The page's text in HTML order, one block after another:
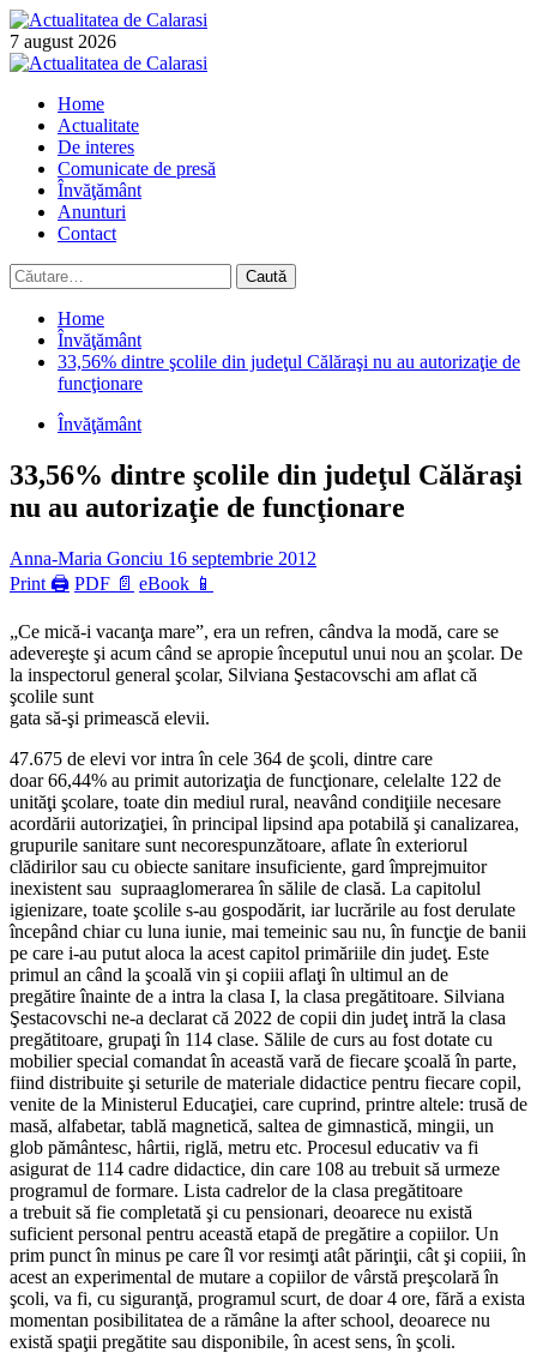
Skip
to
content
7 august 2026
Primary
Home
Actualitate
De interes
Comunicate de presă
Învăţământ
Anunturi
Contact
Caută
după:
Home
Învăţământ
33,56% dintre şcolile din judeţul Călăraşi nu au autorizaţie de
funcţionare
Învăţământ
33,56% dintre şcolile din judeţul Călăraşi
nu au autorizaţie de funcţionare
Anna-Maria Gonciu 16 septembrie 2012
Print 🖨 PDF 📄 eBook 📱
„Ce mică-i vacanţa mare”, era un refren, cândva la modă, care se
adevereşte şi acum când se apropie începutul unui nou an şcolar. De
la inspectorul general şcolar, Silviana Şestacovschi am aflat că
şcolile sunt
gata să-şi primească elevii.
47.675 de elevi vor intra în cele 364 de şcoli, dintre care
doar 66,44% au primit autorizaţia de funcţionare, celelalte 122 de
unităţi şcolare, toate din mediul rural, neavând condiţiile necesare
acordării autorizaţiei, în principal lipsind apa potabilă şi canalizarea,
grupurile sanitare sunt necorespunzătoare, aflate în exteriorul
clădirilor sau cu obiecte sanitare insuficiente, gard împrejmuitor
inexistent sau supraaglomerarea în sălile de clasă. La capitolul
igienizare, toate şcolile s-au gospodărit, iar lucrările au fost derulate
începând chiar cu luna iunie, mai temeinic sau nu, în funcţie de banii
pe care i-au putut aloca la acest capitol primăriile din judeţ. Este
primul an când la şcoală vin şi copiii aflaţi în ultimul an de
pregătire înainte de a intra la clasa I, la clasa pregătitoare. Silviana
Şestacovschi ne-a declarat că 2022 de copii din judeţ intră la clasa
pregătitoare, grupaţi în 114 clase. Sălile de curs au fost dotate cu
mobilier special comandat în această vară de fiecare şcoală în parte,
fiind distribuite şi seturile de materiale didactice pentru fiecare copil,
venite de la Ministerul Educaţiei, care cuprind, printre altele: trusă de
masă, alfabetar, tablă magnetică, saltea de gimnastică, mingii, un
glob pământesc, hârtii, riglă, metru etc. Procesul educativ va fi
asigurat de 114 cadre didactice, din care 108 au trebuit să urmeze
programul de formare. Lista cadrelor de la clasa pregătitoare
a trebuit să fie completată şi cu pensionari, deoarece nu există
suficient personal pentru această etapă de pregătire a copiilor. Un
prim punct în minus pe care îl vor resimţi atât părinţii, cât şi copiii, în
acest an experimental de mutare a copiilor de vârstă preşcolară în
şcoli, va fi, cu siguranţă, programul scurt, de doar 4 ore, fără a exista
momentan posibilitatea de a rămâne la after school, deoarece nu
există spaţii pregătite sau disponibile, în acest sens, în şcoli.